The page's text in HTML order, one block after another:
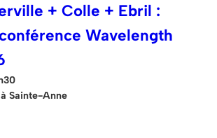
+ Colle + Ebril :
Wavelength
Sainte-Anne